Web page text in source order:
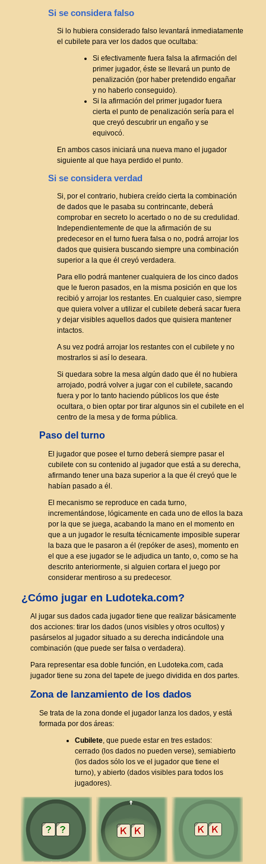
Si se considera falso
Si lo hubiera considerado falso levantará inmediatamente
el cubilete para ver los dados que ocultaba:
Si efectivamente fuera falsa la afirmación del
primer jugador, éste se llevará un punto de
penalización (por haber pretendido engañar
y no haberlo conseguido).
Si la afirmación del primer jugador fuera
cierta el punto de penalización sería para el
que creyó descubrir un engaño y se
equivocó.
En ambos casos iniciará una nueva mano el jugador
siguiente al que haya perdido el punto.
Si se considera verdad
Si, por el contrario, hubiera creído cierta la combinación
de dados que le pasaba su contrincante, deberá
comprobar en secreto lo acertado o no de su credulidad.
Independientemente de que la afirmación de su
predecesor en el turno fuera falsa o no, podrá arrojar los
dados que quisiera buscando siempre una combinación
superior a la que él creyó verdadera.
Para ello podrá mantener cualquiera de los cinco dados
que le fueron pasados, en la misma posición en que los
recibió y arrojar los restantes. En cualquier caso, siempre
que quiera volver a utilizar el cubilete deberá sacar fuera
y dejar visibles aquellos dados que quisiera mantener
intactos.
A su vez podrá arrojar los restantes con el cubilete y no
mostrarlos si así lo deseara.
Si quedara sobre la mesa algún dado que él no hubiera
arrojado, podrá volver a jugar con el cubilete, sacando
fuera y por lo tanto haciendo públicos los que éste
ocultara, o bien optar por tirar algunos sin el cubilete en el
centro de la mesa y de forma pública.
Paso del turno
El jugador que posee el turno deberá siempre pasar el
cubilete con su contenido al jugador que está a su derecha,
afirmando tener una baza superior a la que él creyó que le
habían pasado a él.
El mecanismo se reproduce en cada turno,
incrementándose, lógicamente en cada uno de ellos la baza
por la que se juega, acabando la mano en el momento en
que a un jugador le resulta técnicamente imposible superar
la baza que le pasaron a él (repóker de ases), momento en
el que a ese jugador se le adjudica un tanto, o, como se ha
descrito anteriormente, si alguien cortara el juego por
considerar mentiroso a su predecesor.
¿Cómo jugar en Ludoteka.com?
Al jugar sus dados cada jugador tiene que realizar básicamente
dos acciones: tirar los dados (unos visibles y otros ocultos) y
pasárselos al jugador situado a su derecha indicándole una
combinación (que puede ser falsa o verdadera).
Para representar esa doble función, en Ludoteka.com, cada
jugador tiene su zona del tapete de juego dividida en dos partes.
Zona de lanzamiento de los dados
Se trata de la zona donde el jugador lanza los dados, y está
formada por dos áreas:
Cubilete, que puede estar en tres estados:
cerrado (los dados no pueden verse), semiabierto
(los dados sólo los ve el jugador que tiene el
turno), y abierto (dados visibles para todos los
jugadores).